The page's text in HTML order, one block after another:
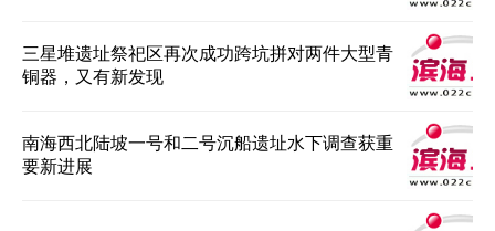
三星堆遗址祭祀区再次成功跨坑拼对两件大型青
铜器，又有新发现
南海西北陆坡一号和二号沉船遗址水下调查获重
要新进展